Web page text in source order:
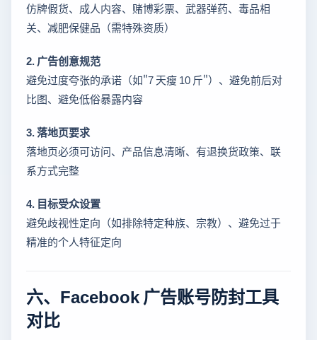
仿牌假货、成人内容、赌博彩票、武器弹药、毒品相
关、减肥保健品（需特殊资质）
2. 广告创意规范
避免过度夸张的承诺（如"7 天瘦 10 斤"）、避免前后对
比图、避免低俗暴露内容
3. 落地页要求
落地页必须可访问、产品信息清晰、有退换货政策、联
系方式完整
4. 目标受众设置
避免歧视性定向（如排除特定种族、宗教）、避免过于
精准的个人特征定向
六、Facebook 广告账号防封工具
对比